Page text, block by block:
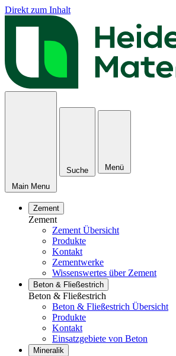
Direkt zum Inhalt
Main Menu
Suche Menü
Zement
Zement
Zement Übersicht
Produkte
Kontakt
Zementwerke
Wissenswertes über Zement
Beton & Fließestrich
Beton & Fließestrich
Beton & Fließestrich Übersicht
Produkte
Kontakt
Einsatzgebiete von Beton
Mineralik